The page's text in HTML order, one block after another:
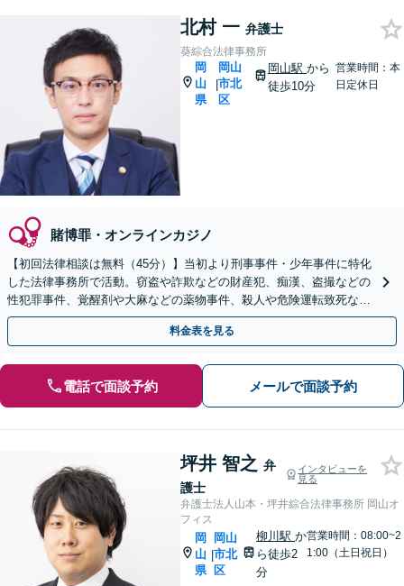
北村 一 弁護士
葵綜合法律事務所
岡
山
県
|
岡山
市北
区
岡山駅 から
徒歩10分
営業時間：本
日定休日
賭博罪・オンラインカジノ
【初回法律相談は無料（45分）】当初より刑事事件・少年事件に特化
した法律事務所で活動。窃盗や詐欺などの財産犯、痴漢、盗撮などの
性犯罪事件、覚醒剤や大麻などの薬物事件、殺人や危険運転致死など
の裁判員裁判事件等、豊富な実績。
料金表を見る
電話で面談予約 メールで面談予約
坪井 智之 弁
護士
インタビューを
見る
弁護士法人山本・坪井綜合法律事務所 岡山オ
フィス
岡
山
県
|
岡山
市北
区
柳川駅か
ら徒歩2
分
営業時間：08:00~2
1:00（土日祝日）